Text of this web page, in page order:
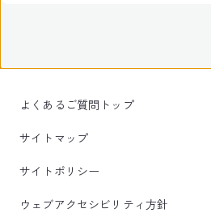
よくあるご質問トップ
サイトマップ
サイトポリシー
ウェブアクセシビリティ方針